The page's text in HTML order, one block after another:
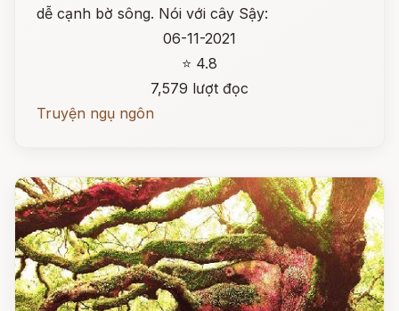
dễ cạnh bờ sông. Nói với cây Sậy:
06-11-2021
⭐ 4.8
7,579 lượt đọc
Truyện ngụ ngôn